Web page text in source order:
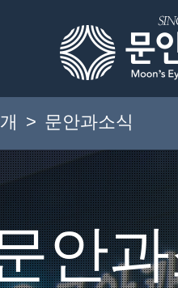
> 문안과소식
안